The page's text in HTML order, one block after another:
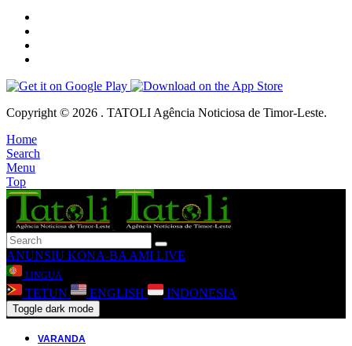
Copyright © 2026 . TATOLI Agência Noticiosa de Timor-Leste.
Home
Search
Menu
Top
ANUNSIU KONA-BA AMI LIVE
LINGUA
TETUN ENGLISH INDONESIA
Toggle dark mode
VARANDA